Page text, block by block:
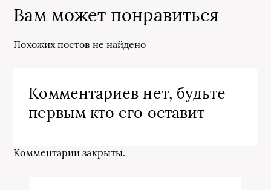
Вам может понравиться
Похожих постов не найдено
Комментариев нет, будьте
первым кто его оставит
Комментарии закрыты.